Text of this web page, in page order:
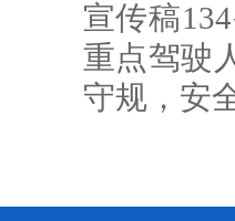
宣传稿
重点驾驶
守规，安